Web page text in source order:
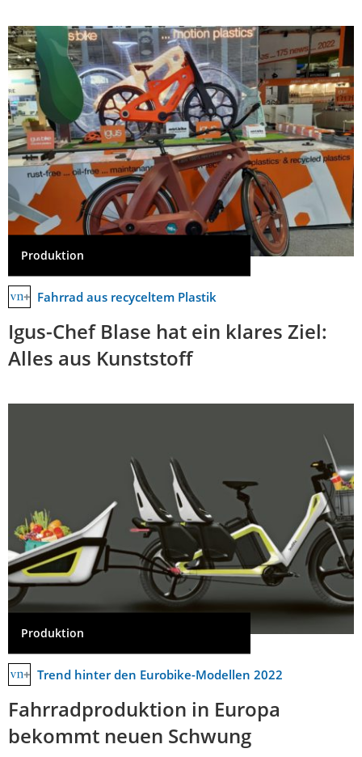
Produktion
Fahrrad aus recyceltem Plastik
Igus-Chef Blase hat ein klares Ziel:
Alles aus Kunststoff
Produktion
Trend hinter den Eurobike-Modellen 2022
Fahrradproduktion in Europa
bekommt neuen Schwung